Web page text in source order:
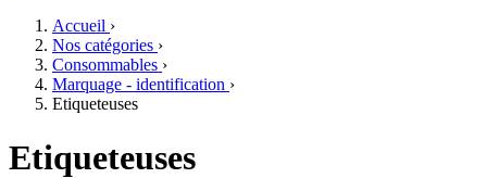
Accueil ›
Nos catégories ›
Consommables ›
Marquage - identification ›
Etiqueteuses
Etiqueteuses